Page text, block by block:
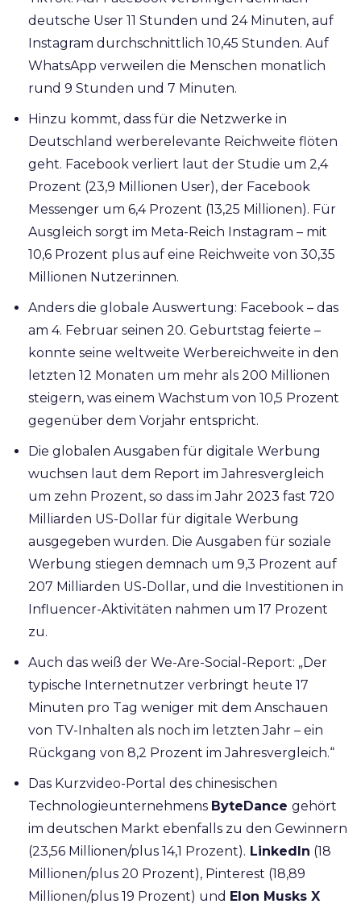
deutsche User 11 Stunden und 24 Minuten, auf
Instagram durchschnittlich 10,45 Stunden. Auf
WhatsApp verweilen die Menschen monatlich
rund 9 Stunden und 7 Minuten.
Hinzu kommt, dass für die Netzwerke in
Deutschland werberelevante Reichweite flöten
geht. Facebook verliert laut der Studie um 2,4
Prozent (23,9 Millionen User), der Facebook
Messenger um 6,4 Prozent (13,25 Millionen). Für
Ausgleich sorgt im Meta-Reich Instagram – mit
10,6 Prozent plus auf eine Reichweite von 30,35
Millionen Nutzer:innen.
Anders die globale Auswertung: Facebook – das
am 4. Februar seinen 20. Geburtstag feierte –
konnte seine weltweite Werbereichweite in den
letzten 12 Monaten um mehr als 200 Millionen
steigern, was einem Wachstum von 10,5 Prozent
gegenüber dem Vorjahr entspricht.
Die globalen Ausgaben für digitale Werbung
wuchsen laut dem Report im Jahresvergleich
um zehn Prozent, so dass im Jahr 2023 fast 720
Milliarden US-Dollar für digitale Werbung
ausgegeben wurden. Die Ausgaben für soziale
Werbung stiegen demnach um 9,3 Prozent auf
207 Milliarden US-Dollar, und die Investitionen in
Influencer-Aktivitäten nahmen um 17 Prozent
zu.
Auch das weiß der We-Are-Social-Report: „Der
typische Internetnutzer verbringt heute 17
Minuten pro Tag weniger mit dem Anschauen
von TV-Inhalten als noch im letzten Jahr – ein
Rückgang von 8,2 Prozent im Jahresvergleich.“
Das Kurzvideo-Portal des chinesischen
Technologieunternehmens ByteDance gehört
im deutschen Markt ebenfalls zu den Gewinnern
(23,56 Millionen/plus 14,1 Prozent). LinkedIn (18
Millionen/plus 20 Prozent), Pinterest (18,89
Millionen/plus 19 Prozent) und Elon Musks X